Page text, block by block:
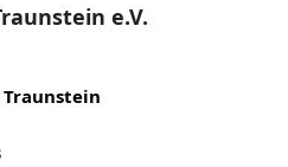
e.V.
Traunstein